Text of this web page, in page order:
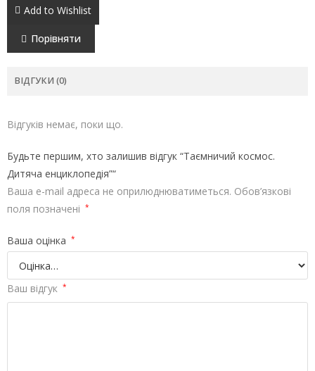
Add to Wishlist
Порівняти
ВІДГУКИ (0)
Відгуків немає, поки що.
Будьте першим, хто залишив відгук “Таємничий космос.
Дитяча енциклопедія”“
Ваша e-mail адреса не оприлюднюватиметься. Обов’язкові
поля позначені *
Ваша оцінка *
Ваш відгук *